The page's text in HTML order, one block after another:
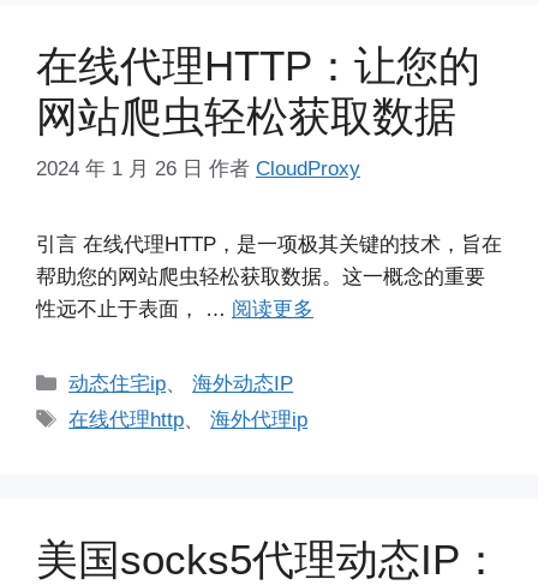
在线代理HTTP：让您的
网站爬虫轻松获取数据
2024 年 1 月 26 日 作者 CloudProxy
引言 在线代理HTTP，是一项极其关键的技术，旨在
帮助您的网站爬虫轻松获取数据。这一概念的重要
性远不止于表面， … 阅读更多
分
类
动态住宅ip、海外动态IP
标
在线代理http、海外代理ip
美国socks5代理动态IP：